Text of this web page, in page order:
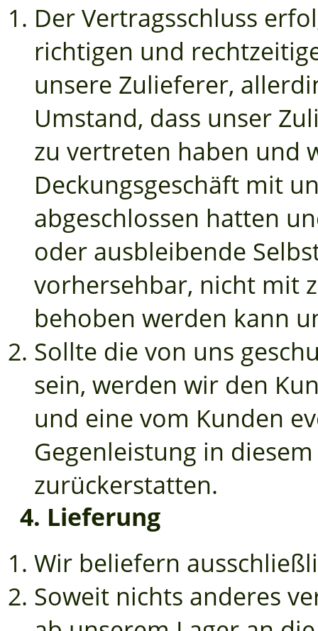
Der Vertragsschluss
richtigen und
unsere Zulieferer,
Umstand, dass unser
zu vertreten haben und
Deckungsgeschäft mit
abgeschlossen hatten
oder ausbleibende
vorhersehbar, nicht mit
behoben werden kann
Sollte die von uns
sein, werden wir den
und eine vom Kunden
Gegenleistung in
zurückerstatten.
4. Lieferung
Wir beliefern
Soweit nichts anderes